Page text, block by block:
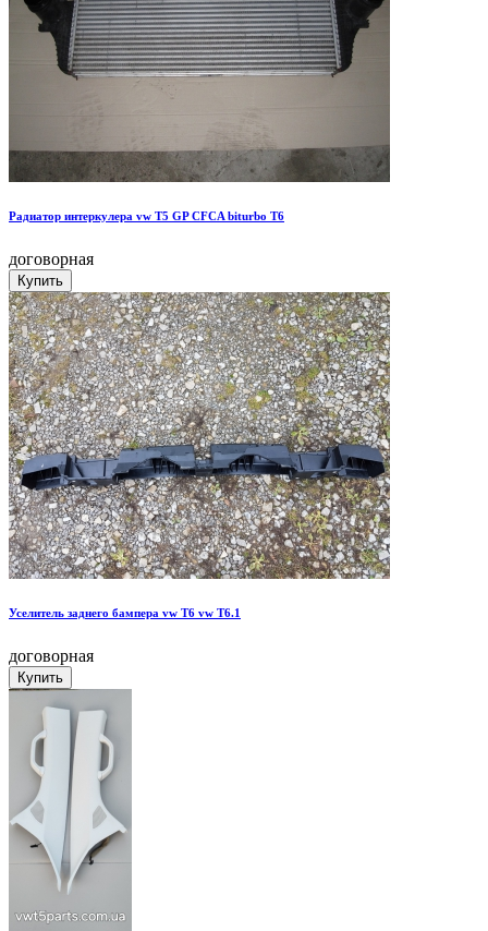
Радиатор интеркулера vw Т5 GP CFCA biturbo T6
договорная
Уселитель заднего бампера vw T6 vw T6.1
договорная